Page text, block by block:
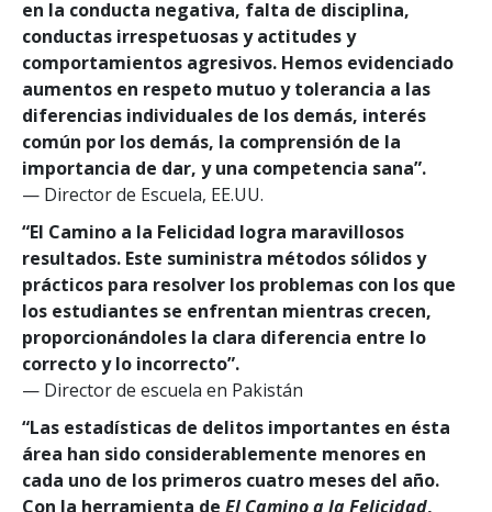
en la conducta negativa, falta de disciplina,
conductas irrespetuosas y actitudes y
comportamientos agresivos. Hemos evidenciado
aumentos en respeto mutuo y tolerancia a las
diferencias individuales de los demás, interés
común por los demás, la comprensión de la
importancia de dar, y una competencia sana”.
— Director de Escuela, EE.UU.
“El Camino a la Felicidad logra maravillosos
resultados. Este suministra métodos sólidos y
prácticos para resolver los problemas con los que
los estudiantes se enfrentan mientras crecen,
proporcionándoles la clara diferencia entre lo
correcto y lo incorrecto”.
— Director de escuela en Pakistán
“Las estadísticas de delitos importantes en ésta
área han sido considerablemente menores en
cada uno de los primeros cuatro meses del año.
Con la herramienta de El Camino a la Felicidad,